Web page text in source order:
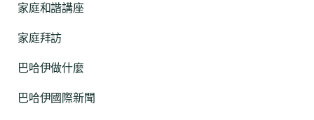
家庭和諧講座
家庭拜訪
巴哈伊做什麼
巴哈伊國際新聞